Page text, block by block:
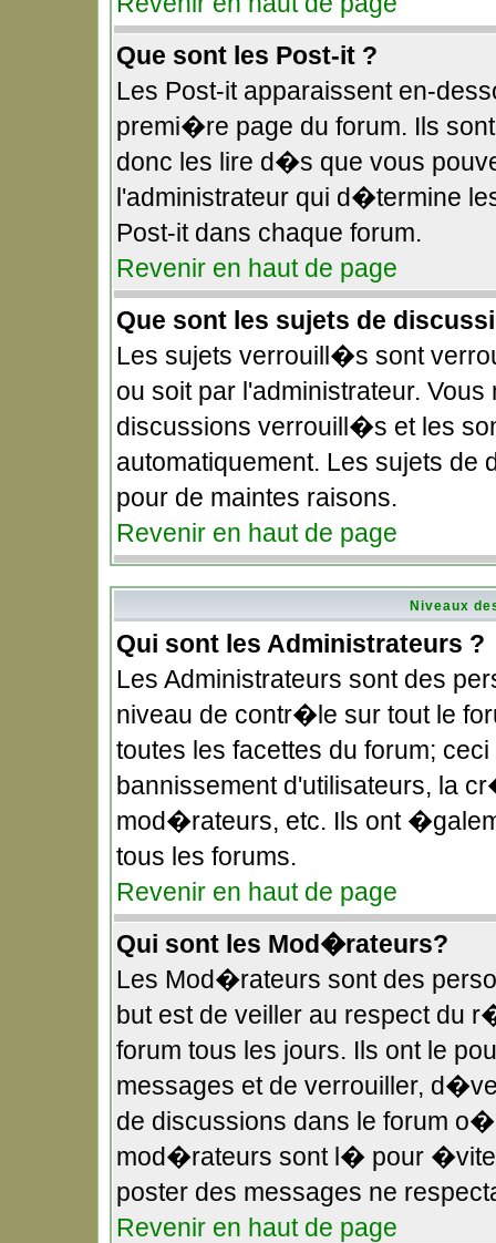
Que sont les Post-it ?
Les Post-it apparaissent en-
premi�re page du forum. Ils
donc les lire d�s que vous
l'administrateur qui d�termine
Post-it dans chaque forum.
Revenir en haut de page
Que sont les sujets de
Les sujets verrouill�s sont
ou soit par l'administrateur.
discussions verrouill�s et les
automatiquement. Les sujets
pour de maintes raisons.
Revenir en haut de page
Niveaux
Qui sont les Administrateurs ?
Les Administrateurs sont des
niveau de contr�le sur tout le
toutes les facettes du forum;
bannissement d'utilisateurs, la
mod�rateurs, etc. Ils ont
tous les forums.
Revenir en haut de page
Qui sont les Mod�rateurs?
Les Mod�rateurs sont des
but est de veiller au respect du
forum tous les jours. Ils ont le
messages et de verrouiller,
de discussions dans le forum
mod�rateurs sont l� pour
poster des messages ne
Revenir en haut de page